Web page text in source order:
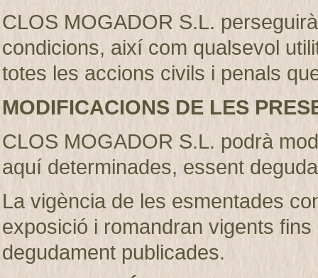
CLOS MOGADOR S.L.
condicions, així com qualsevol
totes les accions civils i penals
MODIFICACIONS DE LES
CLOS MOGADOR S.L. podrà
aquí determinades, essent
La vigència de les esmentades
exposició i romandran vigents
degudament publicades.